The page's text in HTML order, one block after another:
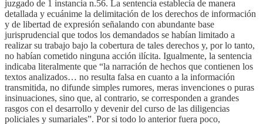
juzgado de 1 instancia n.56. La sentencia establecía de manera
detallada y ecuánime la delimitación de los derechos de información
y de libertad de expresión señalando con abundante base
jurisprudencial que todos los demandados se habían limitado a
realizar su trabajo bajo la cobertura de tales derechos y, por lo tanto,
no habían cometido ninguna acción ilícita. Igualmente, la sentencia
indicaba literalmente que “la narración de hechos que contienen los
textos analizados… no resulta falsa en cuanto a la información
transmitida, no difunde simples rumores, meras invenciones o puras
insinuaciones, sino que, al contrario, se corresponden a grandes
rasgos con el desarrollo y devenir del curso de las diligencias
policiales y sumariales”. Por si todo lo anterior fuera poco,